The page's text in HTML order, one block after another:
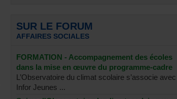
SUR LE FORUM
AFFAIRES SOCIALES
FORMATION - Accompagnement des écoles
dans la mise en œuvre du programme-cadre
L’Observatoire du climat scolaire s’associe avec
Infor Jeunes ...